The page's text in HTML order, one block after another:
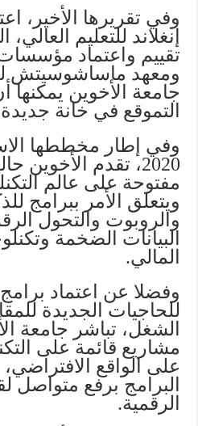
وفي تقريرها الأخير،
إنغلاند للتعليم العالي،
تقييم واعتماد
ومعهد ماساشوسيتش
جامعة الأخوين يمكنها
التموقع في خانة جديدة
2020، تقدم الأخوين
مفتوحة على عالم
ويتعلق الأمر ببرامج
والروبوت والتحول
البيانات الضخمة
المالي.
وفضلا عن اعتماد
للحاجيات الجديدة
الشغل، تباشر جامعة
مشاريع قائمة على
على الواقع
البرامج برفع متواصل
الرقمية.